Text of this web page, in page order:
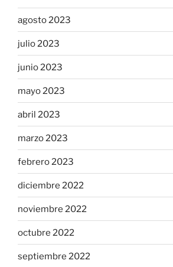
agosto 2023
julio 2023
junio 2023
mayo 2023
abril 2023
marzo 2023
febrero 2023
diciembre 2022
noviembre 2022
octubre 2022
septiembre 2022